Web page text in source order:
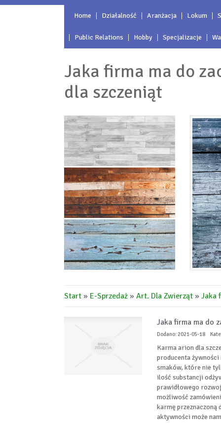
Home Działalność Aranżacja Lokum
Public Relations Hobby Specjalizacje
Jaka firma ma do
dla szczeniąt
Start » E-Sprzedaż » Art. Dla Zwierząt » Jaka
Jaka firma ma do
Dodano: 2021-05-18
Karma arion dla
producenta
smaków, które nie
ilość substancji
prawidłowego
możliwość
karmę przeznaczoną
aktywności może